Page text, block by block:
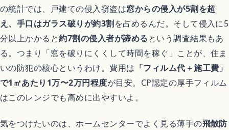
アニメ映画
異世界転生アニメ
恋愛アニメ
の統計では、戸建ての侵入窃盗は窓からの侵入が5割を超
え、手口はガラス破りが約3割を占めるんだ。そして侵入に5
分以上かかると約7割の侵入者が諦めるという調査結果もあ
る。つまり「窓を破りにくくして時間を稼ぐ」ことが、住ま
いの防犯の核心というわけ。費用は 「フィルム代＋施工費」
で1㎡あたり1万〜2万円程度が目安。CP認定の厚手フィルム
はこのレンジでも高めに出やすいよ。
気をつけたいのは、ホームセンターでよく見る薄手の飛散防